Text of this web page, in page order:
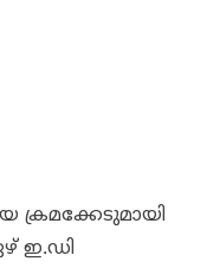
ക്രമക്കേടുമായി
ഇ.ഡി